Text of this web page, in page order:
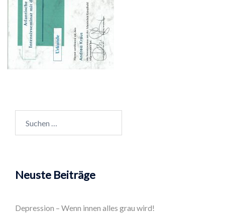
nach:
Neuste Beiträge
Depression – Wenn innen alles grau wird!